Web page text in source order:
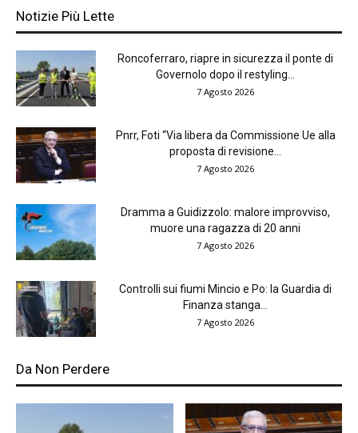
Notizie Più Lette
Roncoferraro, riapre in sicurezza il ponte di
Governolo dopo il restyling...
7 Agosto 2026
Pnrr, Foti “Via libera da Commissione Ue alla
proposta di revisione...
7 Agosto 2026
Dramma a Guidizzolo: malore improvviso,
muore una ragazza di 20 anni
7 Agosto 2026
Controlli sui fiumi Mincio e Po: la Guardia di
Finanza stanga...
7 Agosto 2026
Da Non Perdere